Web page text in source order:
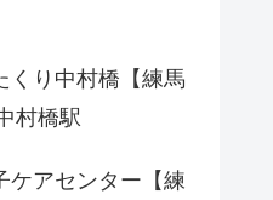
くり中村橋【練馬
村橋駅
ケアセンター【練